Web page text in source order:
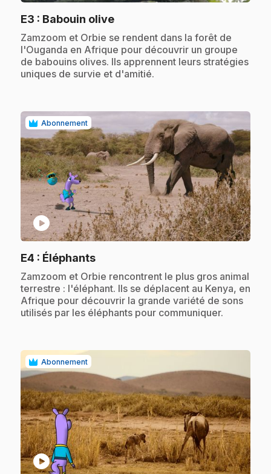
E3 : Babouin olive.
.Zamzoom et Orbie se rendent dans la forêt de
l'Ouganda en Afrique pour découvrir un groupe
de babouins olives. Ils apprennent leurs stratégies
uniques de survie et d'amitié.
Abonnement
play_circle
E4 : Éléphants.
.Zamzoom et Orbie rencontrent le plus gros animal
terrestre : l'éléphant. Ils se déplacent au Kenya, en
Afrique pour découvrir la grande variété de sons
utilisés par les éléphants pour communiquer.
Abonnement
play_circle